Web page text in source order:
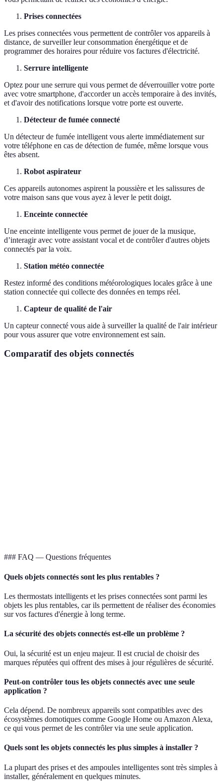
Prises connectées
Les prises connectées vous permettent de contrôler vos appareils à
distance, de surveiller leur consommation énergétique et de
programmer des horaires pour réduire vos factures d'électricité.
Serrure intelligente
Optez pour une serrure qui vous permet de déverrouiller votre porte
avec votre smartphone, d'accorder un accès temporaire à des invités,
et d'avoir des notifications lorsque votre porte est ouverte.
Détecteur de fumée connecté
Un détecteur de fumée intelligent vous alerte immédiatement sur
votre téléphone en cas de détection de fumée, même lorsque vous
êtes absent.
Robot aspirateur
Ces appareils autonomes aspirent la poussière et les salissures de
votre maison sans que vous ayez à lever le petit doigt.
Enceinte connectée
Une enceinte intelligente vous permet de jouer de la musique,
d’interagir avec votre assistant vocal et de contrôler d'autres objets
connectés par la voix.
Station météo connectée
Restez informé des conditions météorologiques locales grâce à une
station connectée qui collecte des données en temps réel.
Capteur de qualité de l'air
Un capteur connecté vous aide à surveiller la qualité de l'air intérieur
pour vous assurer que votre environnement est sain.
Comparatif des objets connectés
### FAQ — Questions fréquentes
Quels objets connectés sont les plus rentables ?
Les thermostats intelligents et les prises connectées sont parmi les
objets les plus rentables, car ils permettent de réaliser des économies
sur vos factures d'énergie à long terme.
La sécurité des objets connectés est-elle un problème ?
Oui, la sécurité est un enjeu majeur. Il est crucial de choisir des
marques réputées qui offrent des mises à jour régulières de sécurité.
Peut-on contrôler tous les objets connectés avec une seule
application ?
Cela dépend. De nombreux appareils sont compatibles avec des
écosystèmes domotiques comme Google Home ou Amazon Alexa,
ce qui vous permet de les contrôler via une seule application.
Quels sont les objets connectés les plus simples à installer ?
La plupart des prises et des ampoules intelligentes sont très simples à
installer, généralement en quelques minutes.